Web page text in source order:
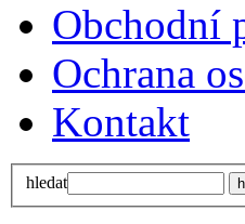
Obchodní
Ochrana
Kontakt
hledat